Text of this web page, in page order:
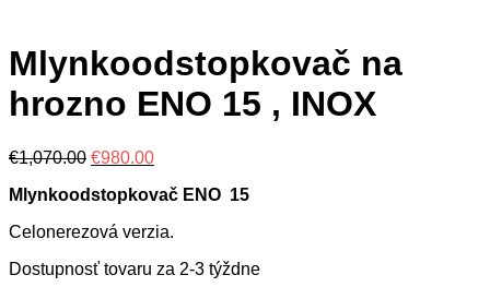
Mlynkoodstopkovač na
hrozno ENO 15 , INOX
€1,070.00 Original
was:
€980.00Current
is:
Mlynkoodstopkovač ENO 15
Celonerezová verzia.
Dostupnosť tovaru za 2-3 týždne